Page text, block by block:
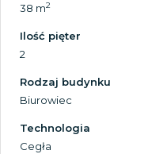
38 m2
Ilość pięter
2
Rodzaj budynku
Biurowiec
Technologia
Cegła